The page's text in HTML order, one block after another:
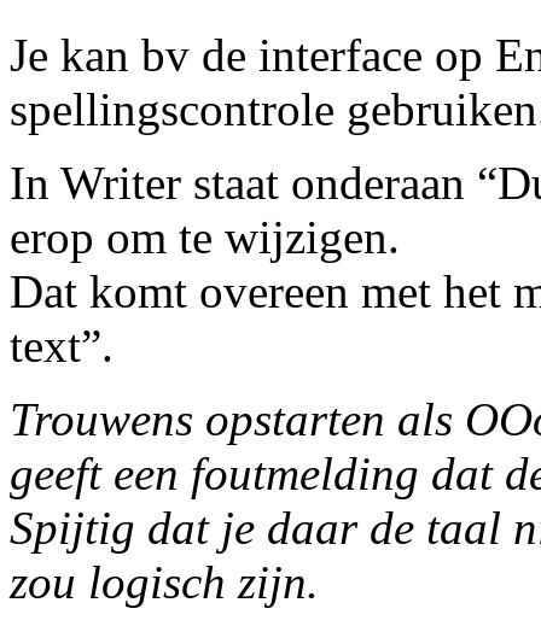
Je kan bv de interface op
spellingscontrole
In Writer staat onderaan
erop om te wijzigen.
Dat komt overeen met het
text”.
Trouwens opstarten als
geeft een foutmelding dat
Spijtig dat je daar de taal
zou logisch zijn.